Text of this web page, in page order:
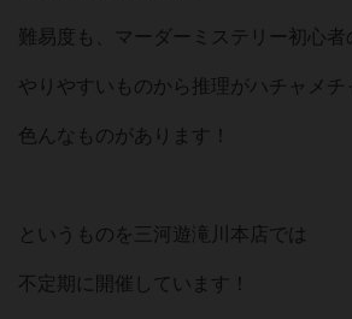
難易度も、マーダーミステリー初心者
やりやすいものから推理がハチャメ
色んなものがあります！
というものを三河遊滝川本店では
不定期に開催しています！